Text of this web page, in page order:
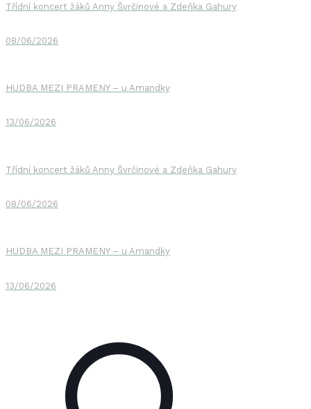
Třídní koncert žáků Anny Švrčinové a Zdeňka Gahury
08/06/2026
HUDBA MEZI PRAMENY – u Amandky
13/06/2026
Třídní koncert žáků Anny Švrčinové a Zdeňka Gahury
08/06/2026
HUDBA MEZI PRAMENY – u Amandky
13/06/2026